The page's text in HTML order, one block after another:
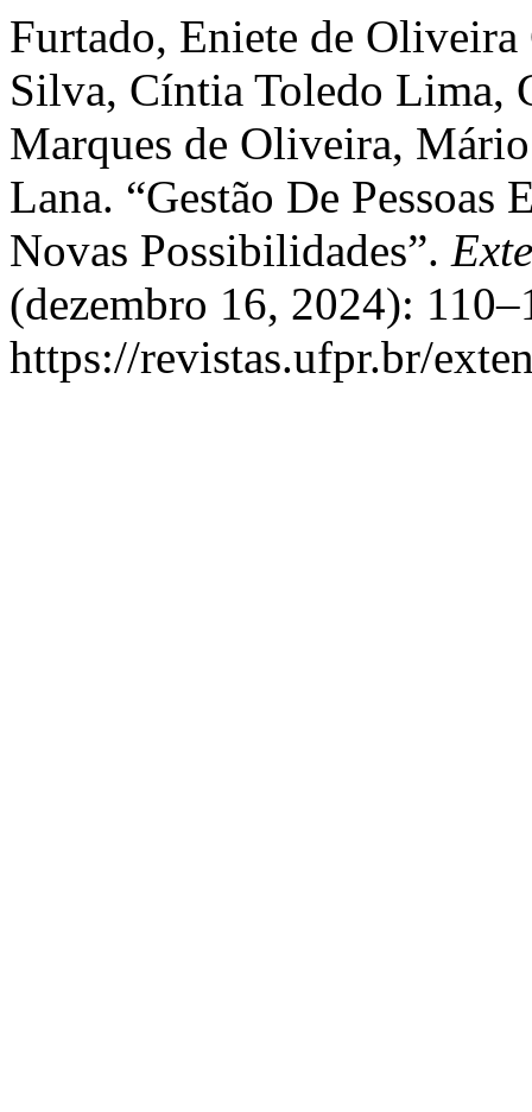
Furtado, Eniete de Oliveira
Silva, Cíntia Toledo Lima,
Marques de Oliveira,
Lana. “Gestão De Pessoas
Novas Possibilidades”.
(dezembro 16, 2024):
https://revistas.ufpr.br/